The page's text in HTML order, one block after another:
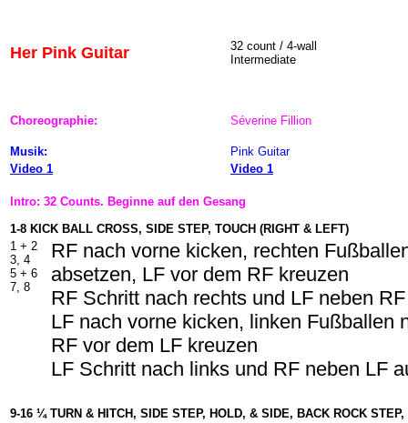
Her Pink Guitar
32 count / 4-wall
Intermediate
Choreographie: Séverine Fillion
Musik:
Pink Guitar
Video 1
Video 1
Intro: 32 Counts. Beginne auf den Gesang
1-8 KICK BALL CROSS, SIDE STEP, TOUCH (RIGHT & LEFT)
1 + 2
3, 4
5 + 6
7, 8
RF nach vorne kicken, rechten
absetzen, LF vor dem RF kreuzen
RF Schritt nach rechts und LF neben
LF nach vorne kicken, linken Fußballen
RF vor dem LF kreuzen
LF Schritt nach links und RF neben LF
9-16 ¼ TURN & HITCH, SIDE STEP, HOLD, & SIDE, BACK ROCK